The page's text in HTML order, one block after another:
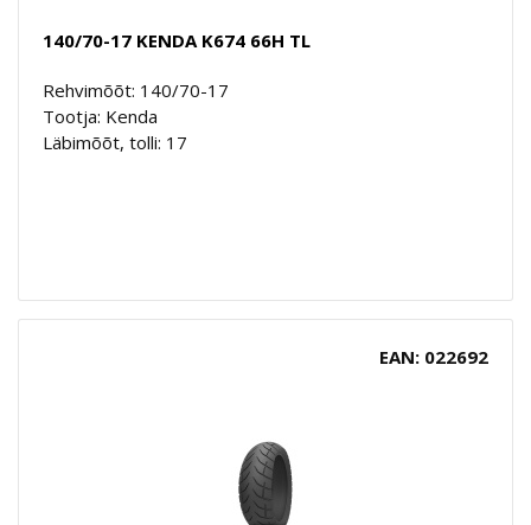
140/70-17 KENDA K674 66H TL
Rehvimõõt: 140/70-17
Tootja: Kenda
Läbimõõt, tolli: 17
EAN: 022692